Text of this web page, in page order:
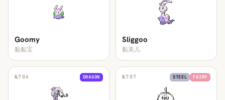
Goomy
黏黏宝
Sliggoo
黏美儿
№706 DRAGON №707 STEEL FAIRY